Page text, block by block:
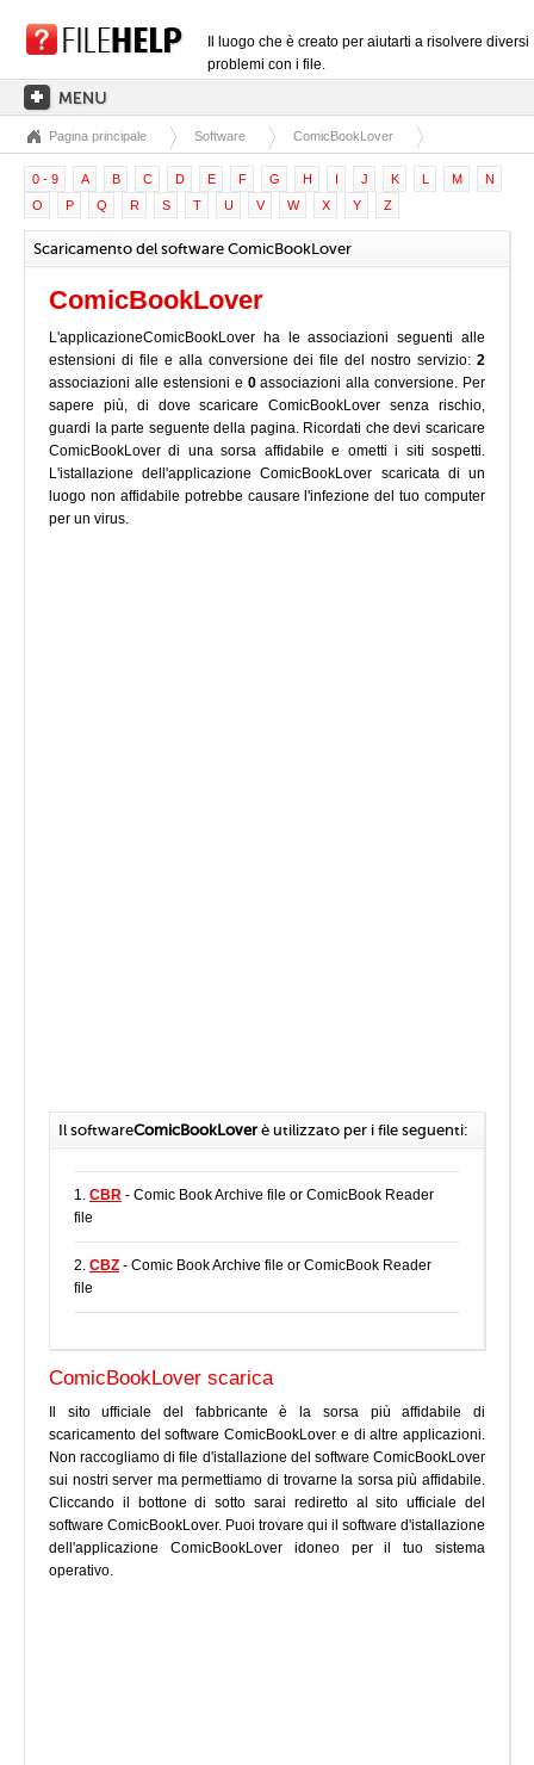
Il luogo che è creato per aiutarti a risolvere diversi
problemi con i file.
PAGINA PRINCIPALE
CATEGORIE DELLE ESTENSIONI
CATEGORIE DEI DRIVER
FILE DLL
CONVERSIONI DI FILE
SOFTWARE
Pagina principale Software ComicBookLover
0 - 9 A B C D E F G H I J K L M
N
O
P Q R S T U V W X Y Z
Scaricamento del software ComicBookLover
ComicBookLover
L'applicazioneComicBookLover ha le associazioni seguenti alle
estensioni di file e alla conversione dei file del nostro servizio: 2
associazioni alle estensioni e 0associazioni alla conversione. Per
sapere più, di dove scaricare ComicBookLover senza rischio,
guardi la parte seguente della pagina. Ricordati che devi scaricare
ComicBookLover di una sorsa affidabile e ometti i siti sospetti.
L'istallazione dell'applicazione ComicBookLover scaricata di un
luogo non affidabile potrebbe causare l'infezione del tuo computer
per un virus.
Il softwareComicBookLoverè utilizzato per i file seguenti:
1. CBR - Comic Book Archive file or ComicBook Reader
file
2. CBZ - Comic Book Archive file or ComicBook Reader
file
ComicBookLover scarica
Il sito ufficiale del fabbricante è la sorsa più affidabile di
scaricamento del software ComicBookLover e di altre applicazioni.
Non raccogliamo di file d'istallazione del software ComicBookLover
sui nostri server ma permettiamo di trovarne la sorsa più affidabile.
Cliccando il bottone di sotto sarai rediretto al sito ufficiale del
software ComicBookLover. Puoi trovare qui il software d'istallazione
dell'applicazione ComicBookLover idoneo per il tuo sistema
operativo.